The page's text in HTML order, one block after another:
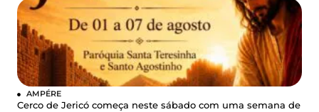
AMPÉRE
Cerco de Jericó começa neste sábado com uma semana de